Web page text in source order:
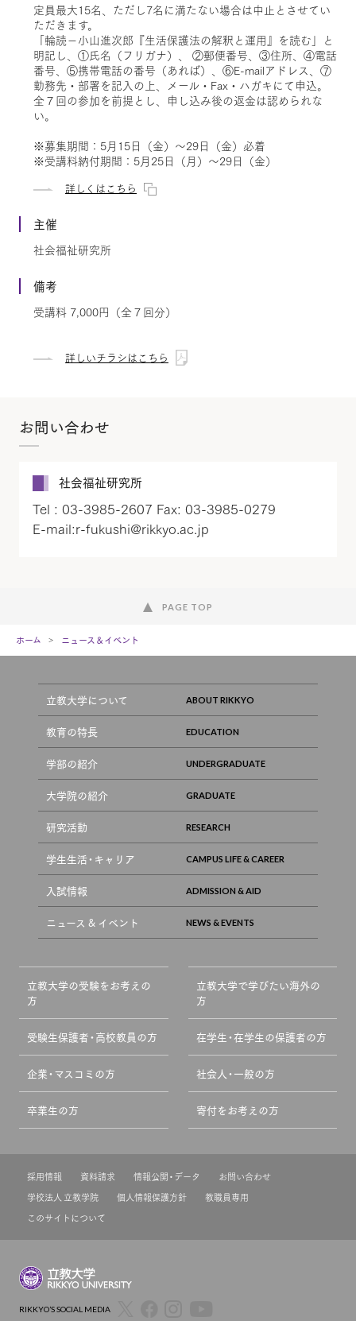
定員最大15名、ただし7名に満たない場合は中止とさせてい
ただきます。
「輪読－小山進次郎『生活保護法の解釈と運用』を読む」と
明記し、①氏名（フリガナ）、 ②郵便番号、③住所、④電話
番号、⑤携帯電話の番号（あれば）、⑥E-mailアドレス、⑦
勤務先・部署を記入の上、メール・Fax・ハガキにて申込。
全７回の参加を前提とし、申し込み後の返金は認められな
い。
※募集期間：5月15日（金）～29日（金）必着
※受講料納付期間：5月25日（月）～29日（金）
詳しくはこちら
主催
社会福祉研究所
備考
受講料 7,000円（全７回分）
詳しいチラシはこちら
お問い合わせ
社会福祉研究所
Tel : 03-3985-2607 Fax: 03-3985-0279
E-mail:r-fukushi@rikkyo.ac.jp
PAGE TOP
ホーム ニュース＆イベント
立教大学について
教育の特長
学部の紹介
大学院の紹介
研究活動
学生生活・キャリア
入試情報
ニュース & イベント
立教大学の受験をお考えの
方
立教大学で学びたい海外の
方
受験生保護者・高校教員の方 在学生・在学生の保護者の方
企業・マスコミの方 社会人・一般の方
卒業生の方 寄付をお考えの方
採用情報 資料請求 情報公開・データ
お問い合わせ
学校法人 立教学院
個人情報保護方針
教職員専用
このサイトについて
RIKKYO’S SOCIAL MEDIA